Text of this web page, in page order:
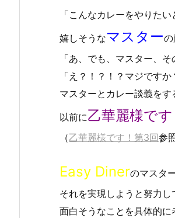
「こんなカレーをやりた
嬉しそうなマスターの
「あ、でも、マスター、
「え？！？！？マジです
マスターとカレー談義をす
以前に乙華麗様です
（乙華麗様です！第3回参
Easy Dinerのマスタ
それを実現しようと努力し
面白そうなことを具体的に